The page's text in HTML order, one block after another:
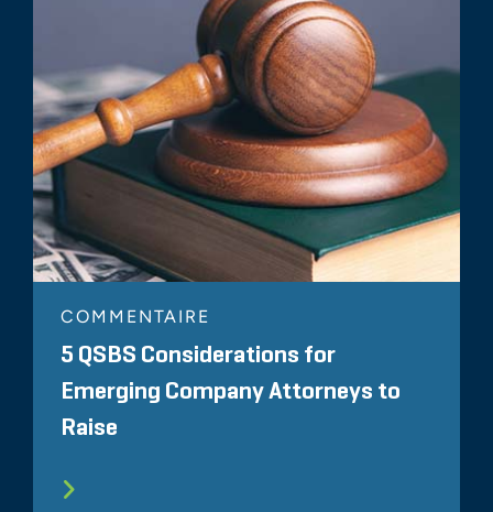
COMMENTAIRE
5 QSBS Considerations for
Emerging Company Attorneys to
Raise